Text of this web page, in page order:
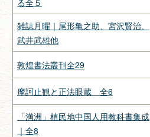
雑誌月曜｜尾形亀之助、宮沢賢治、
武井武雄他
敦煌書法叢刊全29
摩訶止観と正法眼蔵 全6
「満洲」植民地中国人用教科書集成
｜全8